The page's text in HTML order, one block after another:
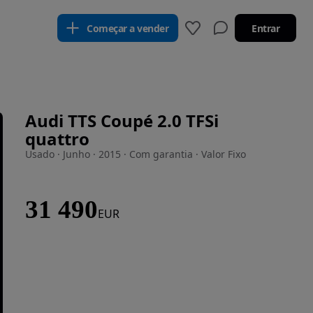
Começar a vender Entrar
Audi TTS Coupé 2.0 TFSi
quattro
Usado · Junho · 2015 · Com garantia · Valor Fixo
31 490EUR